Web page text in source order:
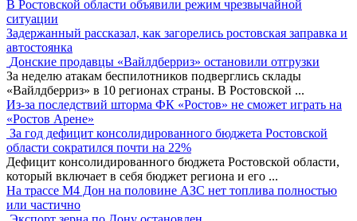
В Ростовской области объявили режим чрезвычайной
ситуации
Задержанный рассказал, как загорелись ростовская заправка и
автостоянка
Донские продавцы «Вайлдберриз» остановили отгрузки
За неделю атакам беспилотников подверглись склады
«Вайлдберриз» в 10 регионах страны. В Ростовской ...
Из-за последствий шторма ФК «Ростов» не сможет играть на
«Ростов Арене»
За год дефицит консолидированного бюджета Ростовской
области сократился почти на 22%
Дефицит консолидированного бюджета Ростовской области,
который включает в себя бюджет региона и его ...
На трассе М4 Дон на половине АЗС нет топлива полностью
или частично